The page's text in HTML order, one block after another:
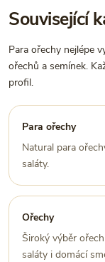
Související
Para ořechy nejlépe
ořechů a semínek.
profil.
Para ořechy
Natural para
saláty.
Ořechy
Široký výběr
saláty i domácí